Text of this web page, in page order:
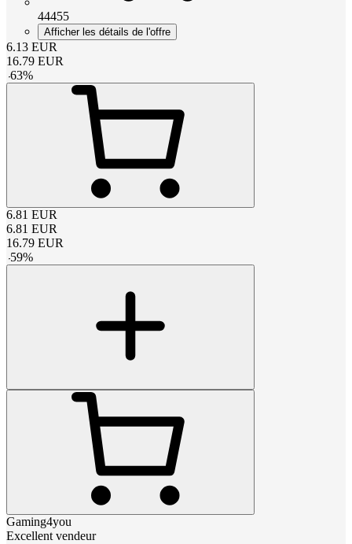
44455
Afficher les détails de l'offre
6.13 EUR
16.79 EUR
-63%
6.81 EUR
6.81 EUR
16.79 EUR
-59%
Gaming4you
Excellent vendeur